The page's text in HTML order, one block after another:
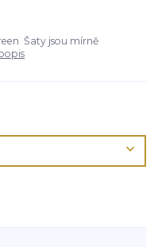
Šaty jsou mírně